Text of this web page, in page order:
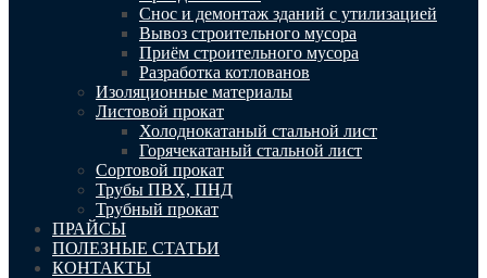
Снос и демонтаж зданий с утилизацией
Вывоз строительного мусора
Приём строительного мусора
Разработка котлованов
Изоляционные материалы
Листовой прокат
Холоднокатаный стальной лист
Горячекатаный стальной лист
Сортовой прокат
Трубы ПВХ, ПНД
Трубный прокат
ПРАЙСЫ
ПОЛЕЗНЫЕ СТАТЬИ
КОНТАКТЫ